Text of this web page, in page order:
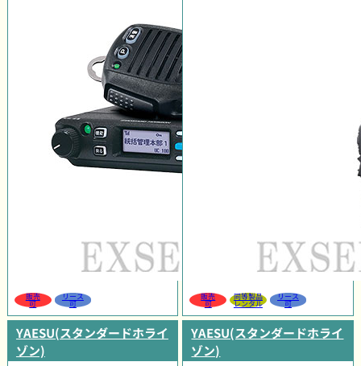
販売
可
リース
可
販売
可
同等製品
レンタル
リース
可
YAESU(スタンダードホライ
ゾン)
YAESU(スタンダードホライ
ゾン)